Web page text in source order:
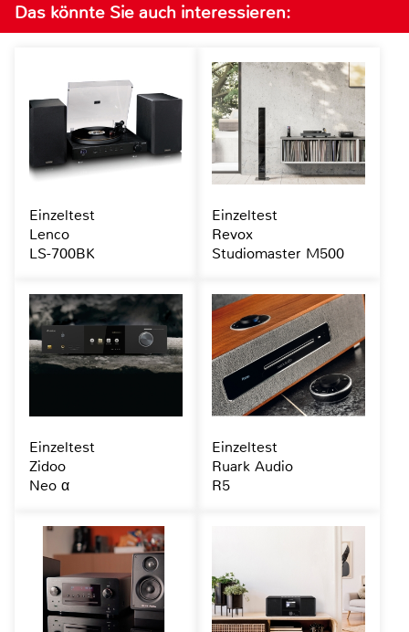
Das könnte Sie auch interessieren:
Einzeltest
Lenco
LS-700BK
Einzeltest
Revox
Studiomaster M500
Einzeltest
Zidoo
Neo α
Einzeltest
Ruark Audio
R5